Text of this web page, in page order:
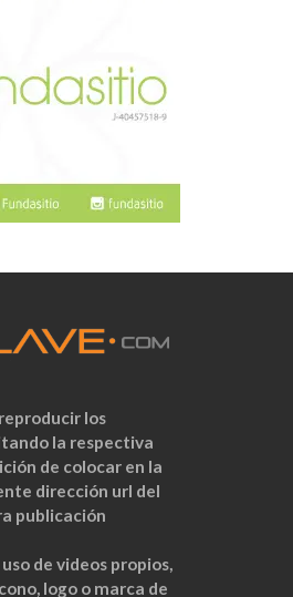
los
la respectiva
de colocar en la
dirección url del
publicación
de videos propios,
logo o marca de